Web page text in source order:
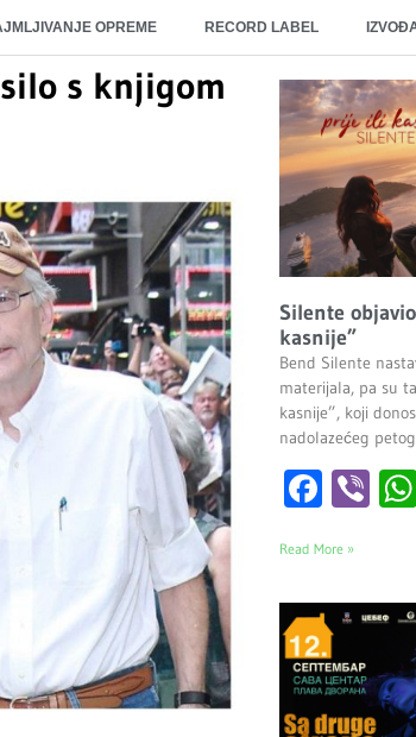
OPREME RECORD LABEL
s knjigom
Silente
kasnije”
Bend Silente
materijala, pa su
kasnije”, koji
nadolazećeg
Read More »